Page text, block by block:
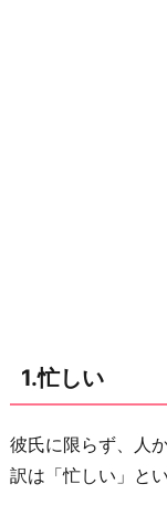
調
悪
い
1.忙しい
彼氏に限らず、人
訳は「忙しい」と